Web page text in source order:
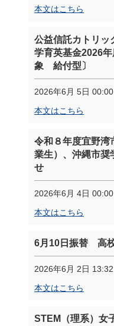
本文はこちら
公益信託カトリッ
学育英基金2026
象 給付型〕
2026年6月 5日 00:00
本文はこちら
令和８年度宜野湾
業生）、沖縄市奨
せ
2026年6月 4日 00:00
本文はこちら
6月10日振替 高
2026年6月 2日 13:32
本文はこちら
STEM（理系）女